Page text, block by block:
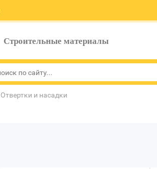
Строительные материалы
Отвертки и насадки